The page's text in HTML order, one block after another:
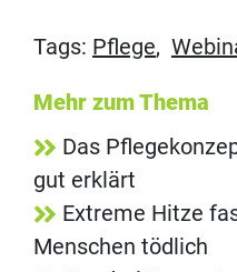
Tags: Pflege,
Mehr zum Thema
Das
gut erklärt
Extreme Hitze
Menschen tödlich